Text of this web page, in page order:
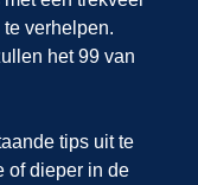
verhelpen.
het 99 van
tips uit te
of dieper in de